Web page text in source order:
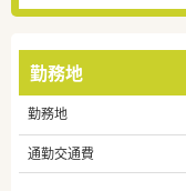
勤務地
勤務地
通勤交通費